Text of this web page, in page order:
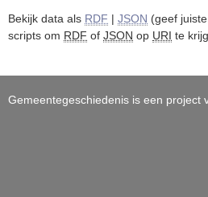
Bekijk data als RDF | JSON (geef juiste
scripts om RDF of JSON op URI te
Gemeentegeschiedenis is een project